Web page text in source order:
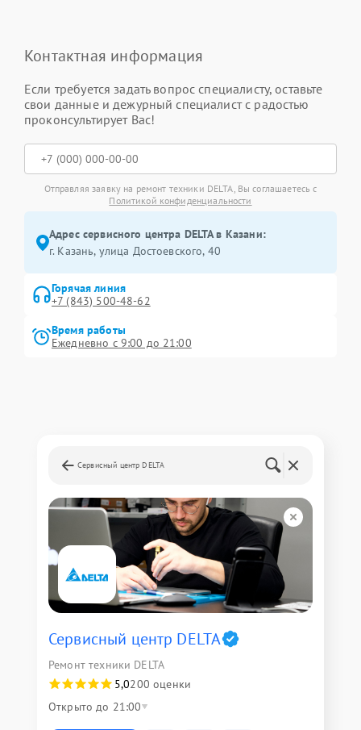
Контактная информация
Если требуется задать вопрос специалисту, оставьте
свои данные и дежурный специалист с радостью
проконсультирует Вас!
Отправляя заявку на ремонт техники DELTA, Вы соглашаетесь с
Политикой конфиденциальности
Адрес сервисного центра DELTA в Казани:
г. Казань, улица Достоевского, 40
Горячая линия
+7 (843) 500-48-62
Время работы
Ежедневно с 9:00 до 21:00
Сервисный центр DELTA
Сервисный центр DELTA
Ремонт техники DELTA
5,0200 оценки
Открыто до 21:00